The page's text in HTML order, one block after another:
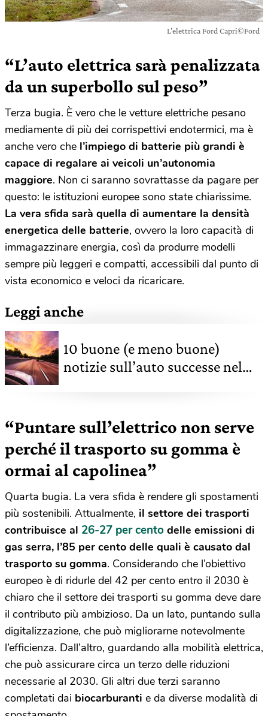
L’elettrica Ford Capri©Ford
“L’auto elettrica sarà penalizzata
da un superbollo sul peso”
Terza bugia. È vero che le vetture elettriche pesano
mediamente di più dei corrispettivi endotermici, ma è
anche vero che l’impiego di batterie più grandi è
capace di regalare ai veicoli un’autonomia
maggiore. Non ci saranno sovrattasse da pagare per
questo: le istituzioni europee sono state chiarissime.
La vera sfida sarà quella di aumentare la densità
energetica delle batterie, ovvero la loro capacità di
immagazzinare energia, così da produrre modelli
sempre più leggeri e compatti, accessibili dal punto di
vista economico e veloci da ricaricare.
Leggi anche
10 buone (e meno buone)
notizie sull’auto successe nel
“Puntare sull’elettrico non serve
perché il trasporto su gomma è
ormai al capolinea”
Quarta bugia. La vera sfida è rendere gli spostamenti
più sostenibili. Attualmente, il settore dei trasporti
contribuisce al 26-27 per cento delle emissioni di
gas serra, l’85 per cento delle quali è causato dal
trasporto su gomma. Considerando che l’obiettivo
europeo è di ridurle del 42 per cento entro il 2030 è
chiaro che il settore dei trasporti su gomma deve dare
il contributo più ambizioso. Da un lato, puntando sulla
digitalizzazione, che può migliorarne notevolmente
l’efficienza. Dall’altro, guardando alla mobilità elettrica,
che può assicurare circa un terzo delle riduzioni
necessarie al 2030. Gli altri due terzi saranno
completati dai biocarburanti e da diverse modalità di